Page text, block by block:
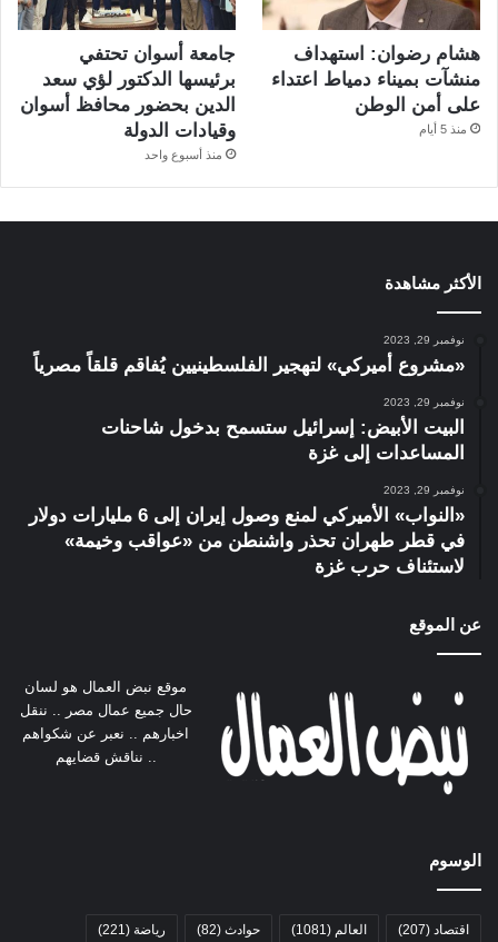
هشام رضوان: استهداف
منشآت بميناء دمياط اعتداء
على أمن الوطن
منذ 5 أيام
جامعة أسوان تحتفي
برئيسها الدكتور لؤي سعد
الدين بحضور محافظ أسوان
وقيادات الدولة
منذ أسبوع واحد
الأكثر مشاهدة
نوفمبر 29, 2023
«مشروع أميركي» لتهجير الفلسطينيين يُفاقم قلقاً مصرياً
نوفمبر 29, 2023
البيت الأبيض: إسرائيل ستسمح بدخول شاحنات
المساعدات إلى غزة
نوفمبر 29, 2023
«النواب» الأميركي لمنع وصول إيران إلى 6 مليارات دولار
في قطر طهران تحذر واشنطن من «عواقب وخيمة»
لاستئناف حرب غزة
عن الموقع
موقع نبض العمال هو لسان
حال جميع عمال مصر .. ننقل
اخبارهم .. نعبر عن شكواهم
.. نناقش قضايهم
الوسوم
اقتصاد (207) العالم (1081) حوادث (82) رياضة (221)